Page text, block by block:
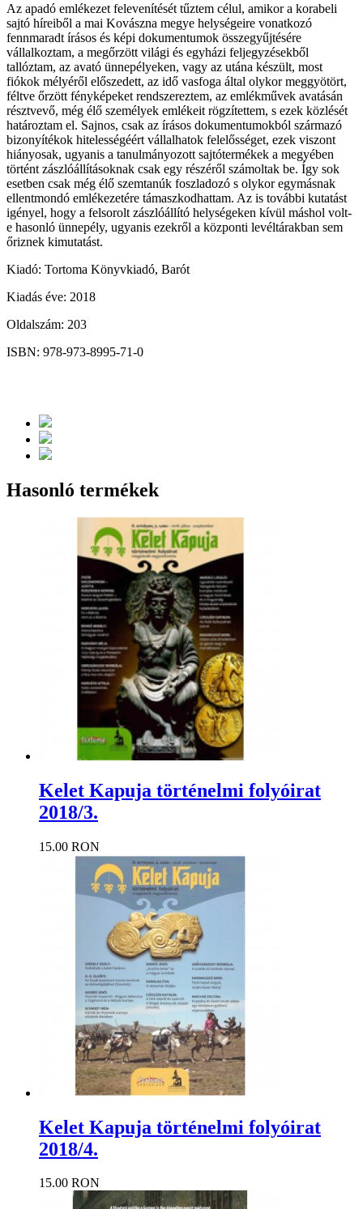
Az apadó emlékezet felevenítését tűztem célul, amikor a korabeli
sajtó híreiből a mai Kovászna megye helységeire vonatkozó
fennmaradt írásos és képi dokumentumok összegyűjtésére
vállalkoztam, a megőrzött világi és egyházi feljegyzésekből
tallóztam, az avató ünnepélyeken, vagy az utána készült, most
fiókok mélyéről előszedett, az idő vasfoga által olykor meggyötört,
féltve őrzött fényképeket rendszereztem, az emlékművek avatásán
résztvevő, még élő személyek emlékeit rögzítettem, s ezek közlését
határoztam el. Sajnos, csak az írásos dokumentumokból származó
bizonyítékok hitelességéért vállalhatok felelősséget, ezek viszont
hiányosak, ugyanis a tanulmányozott sajtótermékek a megyében
történt zászlóállításoknak csak egy részéről számoltak be. Így sok
esetben csak még élő szemtanúk foszladozó s olykor egymásnak
ellentmondó emlékezetére támaszkodhattam. Az is további kutatást
igényel, hogy a felsorolt zászlóállító helységeken kívül máshol volt-
e hasonló ünnepély, ugyanis ezekről a központi levéltárakban sem
őriznek kimutatást.
Kiadó: Tortoma Könyvkiadó, Barót
Kiadás éve: 2018
Oldalszám: 203
ISBN: 978-973-8995-71-0
Hasonló termékek
Kelet Kapuja történelmi folyóirat
2018/3.
15.00 RON
Kelet Kapuja történelmi folyóirat
2018/4.
15.00 RON